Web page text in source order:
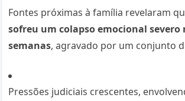
Fontes próximas à família revelaram
sofreu um colapso emocional
semanas, agravado por um conjunto
Pressões judiciais crescentes,